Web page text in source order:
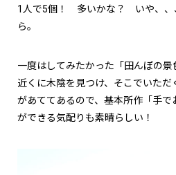
1人で5個！ 多いかな？ いや、、
ら。
一度はしてみたかった「田んぼの景
近くに木陰を見つけ、そこでいた
があててあるので、基本所作「手で
ができる気配りも素晴らしい！